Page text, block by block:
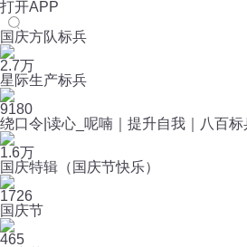
打开APP
国庆方队标兵
2.7万
星际生产标兵
9180
绕口令|读心_呢喃｜提升自我｜八百标
1.6万
国庆特辑（国庆节快乐）
1726
国庆节
465